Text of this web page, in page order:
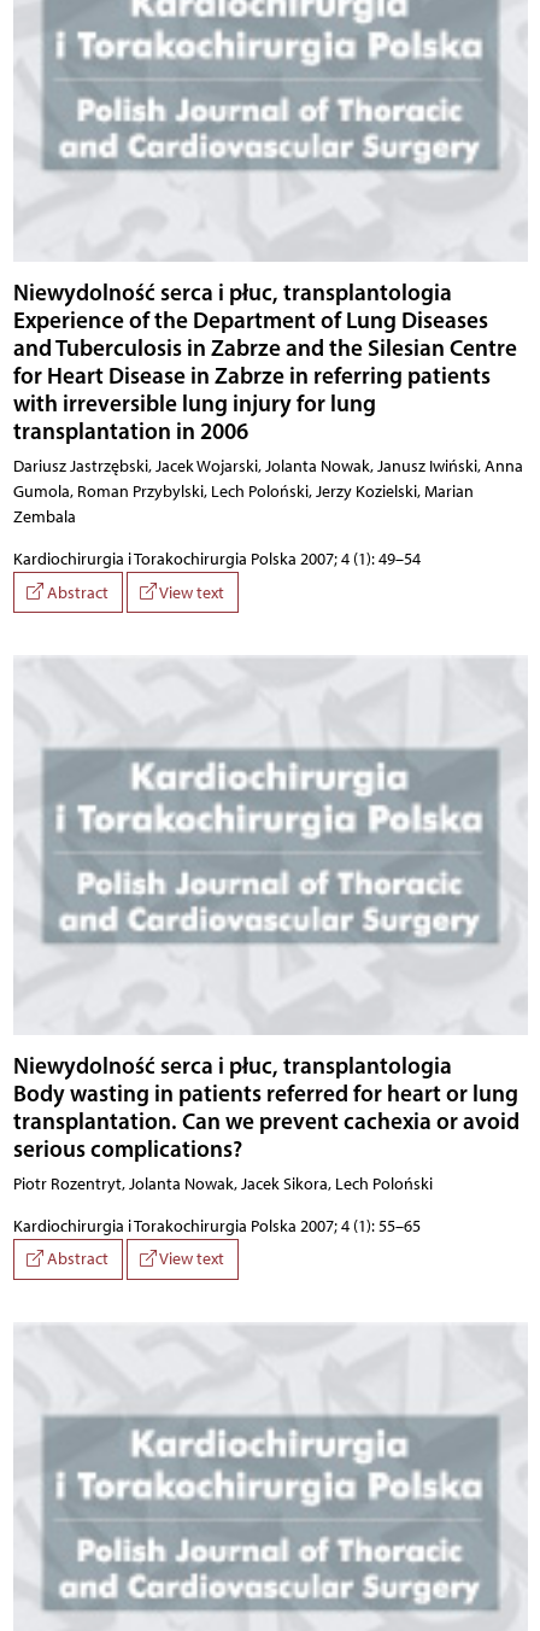
Niewydolność serca i płuc, transplantologia
Experience of the Department of Lung Diseases
and Tuberculosis in Zabrze and the Silesian Centre
for Heart Disease in Zabrze in referring patients
with irreversible lung injury for lung
transplantation in 2006
Dariusz Jastrzębski, Jacek Wojarski, Jolanta Nowak, Janusz Iwiński, Anna
Gumola, Roman Przybylski, Lech Poloński, Jerzy Kozielski, Marian
Zembala
Kardiochirurgia i Torakochirurgia Polska 2007; 4 (1): 49–54
Abstract
View text
Niewydolność serca i płuc, transplantologia
Body wasting in patients referred for heart or lung
transplantation. Can we prevent cachexia or avoid
serious complications?
Piotr Rozentryt, Jolanta Nowak, Jacek Sikora, Lech Poloński
Kardiochirurgia i Torakochirurgia Polska 2007; 4 (1): 55–65
Abstract
View text